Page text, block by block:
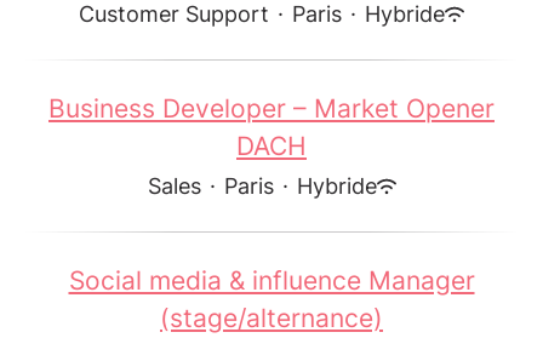
Customer Support · Paris · Hybride
Business Developer – Market Opener
DACH
Sales · Paris · Hybride
Social media & influence Manager
(stage/alternance)